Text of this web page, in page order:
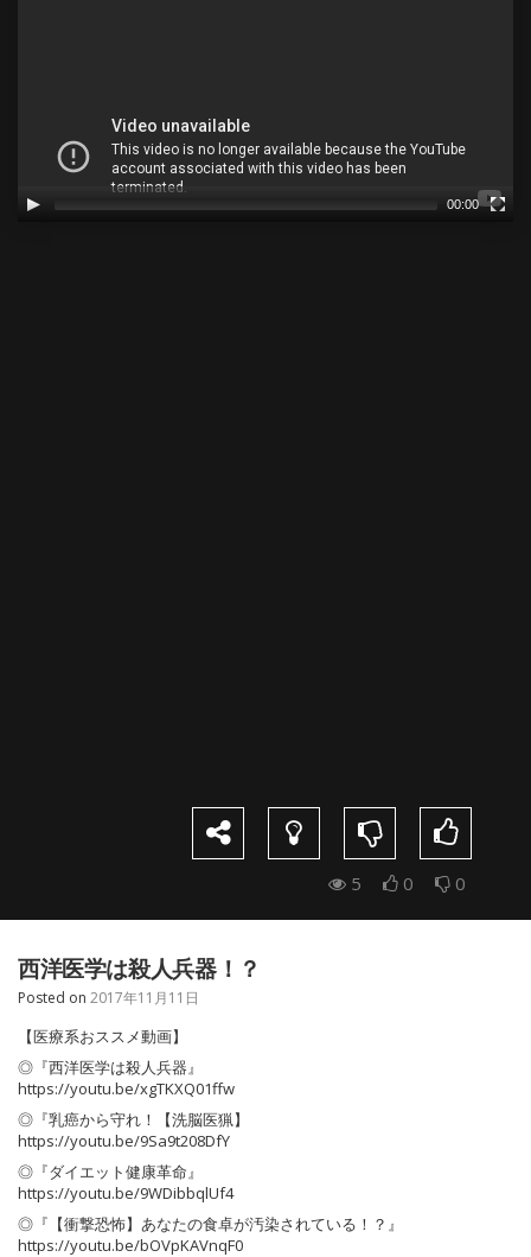
00:00
5 0 0
西洋医学は殺人兵器！？
Posted on 2017年11月11日
【医療系おススメ動画】
◎『西洋医学は殺人兵器』
https://youtu.be/xgTKXQ01ffw
◎『乳癌から守れ！【洗脳医猟】
https://youtu.be/9Sa9t208DfY
◎『ダイエット健康革命』
https://youtu.be/9WDibbqlUf4
◎『【衝撃恐怖】あなたの食卓が汚染されている！？』
https://youtu.be/bOVpKAVnqF0